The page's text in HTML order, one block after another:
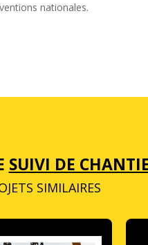
nationales.
SUIVI DE
SIMILAIRES